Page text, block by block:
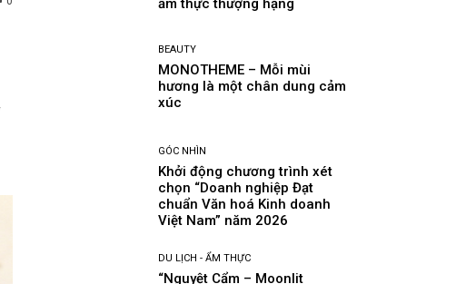
ẩm thực thượng hạng
BEAUTY
MONOTHEME – Mỗi mùi
hương là một chân dung cảm
xúc
GÓC NHÌN
Khởi động chương trình xét
chọn “Doanh nghiệp Đạt
chuẩn Văn hoá Kinh doanh
Việt Nam” năm 2026
DU LỊCH - ẨM THỰC
“Nguyệt Cẩm – Moonlit